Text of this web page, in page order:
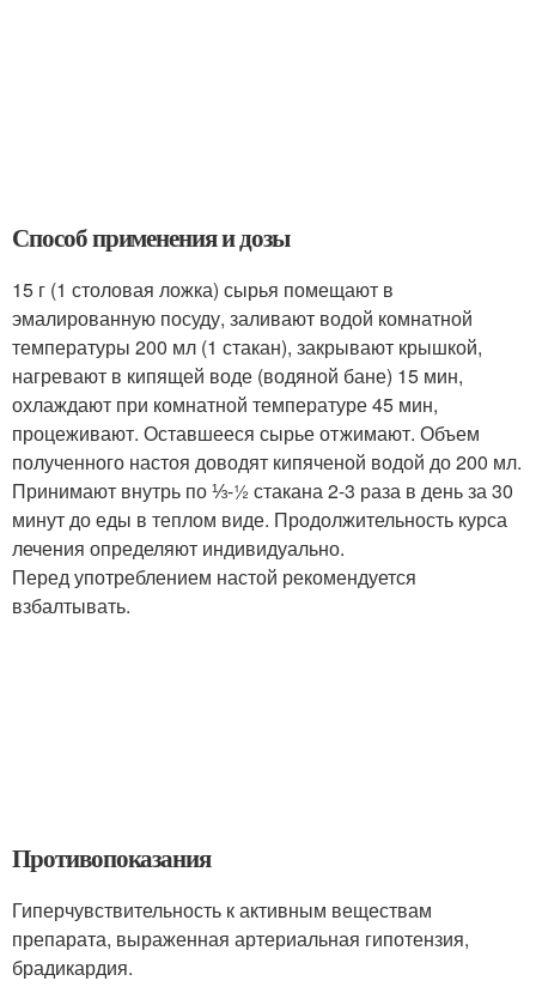
Способ применения и дозы
15 г (1 столовая ложка) сырья помещают в
эмалированную посуду, заливают водой комнатной
температуры 200 мл (1 стакан), закрывают крышкой,
нагревают в кипящей воде (водяной бане) 15 мин,
охлаждают при комнатной температуре 45 мин,
процеживают. Оставшееся сырье отжимают. Объем
полученного настоя доводят кипяченой водой до 200 мл.
Принимают внутрь по ⅓-½ стакана 2-3 раза в день за 30
минут до еды в теплом виде. Продолжительность курса
лечения определяют индивидуально.
Перед употреблением настой рекомендуется
взбалтывать.
Противопоказания
Гиперчувствительность к активным веществам
препарата, выраженная артериальная гипотензия,
брадикардия.